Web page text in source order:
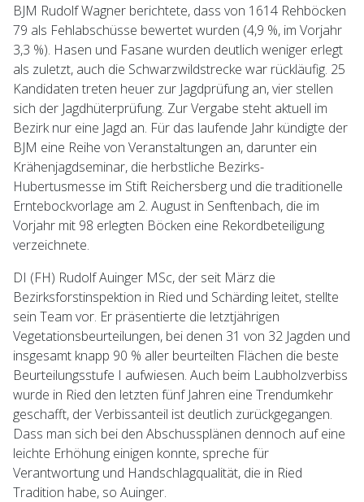
BJM Rudolf Wagner berichtete, dass von 1614 Rehböcken
79 als Fehlabschüsse bewertet wurden (4,9 %, im Vorjahr
3,3 %). Hasen und Fasane wurden deutlich weniger erlegt
als zuletzt, auch die Schwarzwildstrecke war rückläufig. 25
Kandidaten treten heuer zur Jagdprüfung an, vier stellen
sich der Jagdhüterprüfung. Zur Vergabe steht aktuell im
Bezirk nur eine Jagd an. Für das laufende Jahr kündigte der
BJM eine Reihe von Veranstaltungen an, darunter ein
Krähenjagdseminar, die herbstliche Bezirks-
Hubertusmesse im Stift Reichersberg und die traditionelle
Erntebockvorlage am 2. August in Senftenbach, die im
Vorjahr mit 98 erlegten Böcken eine Rekordbeteiligung
verzeichnete.
DI (FH) Rudolf Auinger MSc, der seit März die
Bezirksforstinspektion in Ried und Schärding leitet, stellte
sein Team vor. Er präsentierte die letztjährigen
Vegetationsbeurteilungen, bei denen 31 von 32 Jagden und
insgesamt knapp 90 % aller beurteilten Flächen die beste
Beurteilungsstufe I aufwiesen. Auch beim Laubholzverbiss
wurde in Ried den letzten fünf Jahren eine Trendumkehr
geschafft, der Verbissanteil ist deutlich zurückgegangen.
Dass man sich bei den Abschussplänen dennoch auf eine
leichte Erhöhung einigen konnte, spreche für
Verantwortung und Handschlagqualität, die in Ried
Tradition habe, so Auinger.